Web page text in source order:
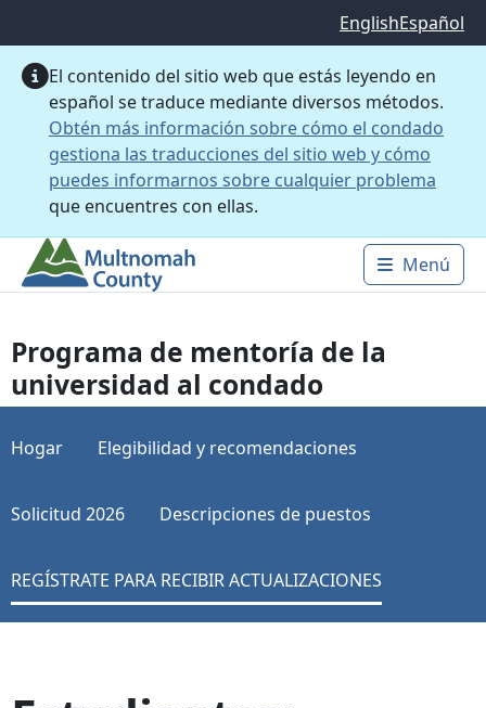
EnglishEspañol
El contenido del sitio web que estás leyendo en
español se traduce mediante diversos métodos.
Obtén más información sobre cómo el condado
gestiona las traducciones del sitio web y cómo
puedes informarnos sobre cualquier problema
que encuentres con ellas.
Main
Menú
Programa de mentoría de la
universidad al condado
Hogar Elegibilidad y recomendaciones
Solicitud 2026 Descripciones de puestos
REGÍSTRATE PARA RECIBIR ACTUALIZACIONES